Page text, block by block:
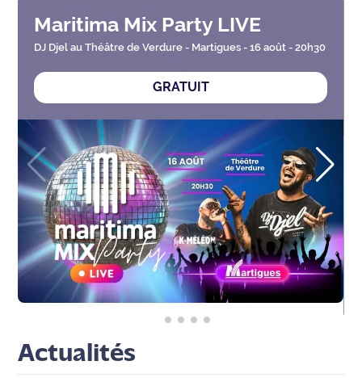
Marseille
- Aix
Agenda
Faits
divers
Sports
Société
Culture
Éducation
Maritima Mix Party LIVE
DJ Djel au Théâtre de Verdure - Martigues - 16 août - 20h30
GRATUIT
Actualités